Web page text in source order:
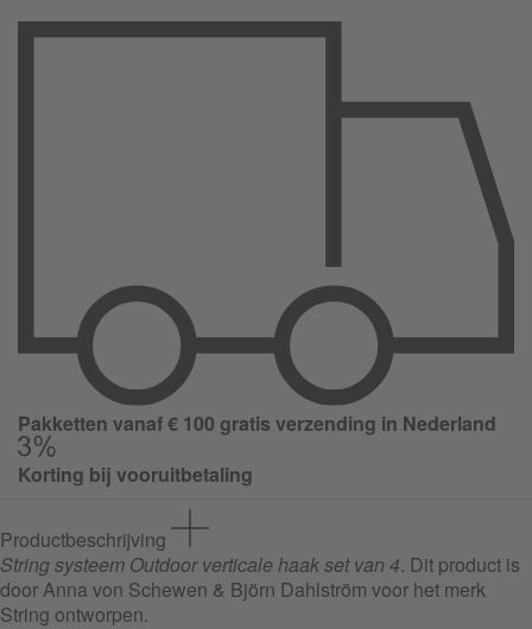
Pakketten vanaf € 100 gratis verzending in Nederland
Korting bij vooruitbetaling
Productbeschrijving
String systeem Outdoor verticale haak set van 4. Dit product is
door Anna von Schewen & Björn Dahlström voor het merk
String ontworpen.